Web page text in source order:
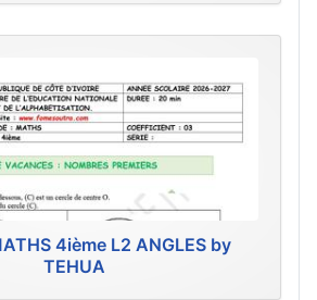
4ième L2 ANGLES by
TEHUA